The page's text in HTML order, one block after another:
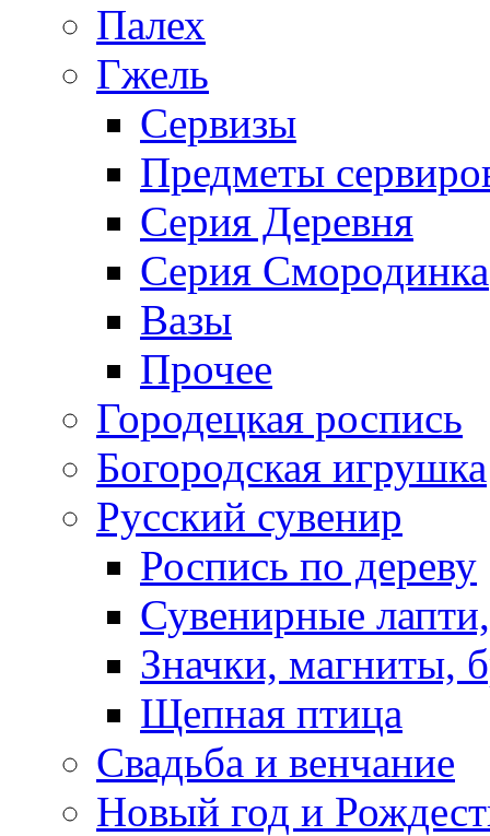
Палех
Гжель
Сервизы
Предметы
Серия Деревня
Серия Смородинка
Вазы
Прочее
Городецкая роспись
Богородская игрушка
Русский сувенир
Роспись по дереву
Сувенирные
Значки, магниты,
Щепная птица
Свадьба и венчание
Новый год и